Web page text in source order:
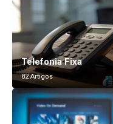
Telefonia Fixa
82 Artigos